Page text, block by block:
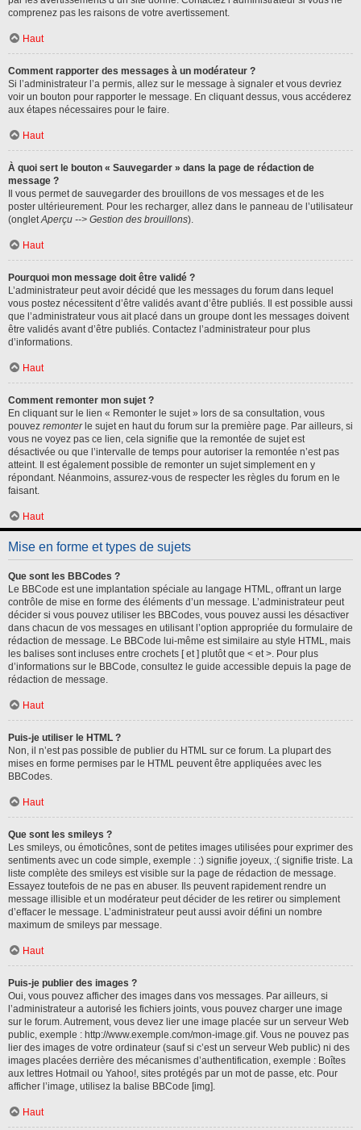
comprenez pas les raisons de votre avertissement.
Haut
Comment rapporter des messages à un modérateur ?
Si l’administrateur l’a permis, allez sur le message à signaler et vous devriez
voir un bouton pour rapporter le message. En cliquant dessus, vous accéderez
aux étapes nécessaires pour le faire.
Haut
À quoi sert le bouton « Sauvegarder » dans la page de rédaction de
message ?
Il vous permet de sauvegarder des brouillons de vos messages et de les
poster ultérieurement. Pour les recharger, allez dans le panneau de l’utilisateur
(ongletAperçu --> Gestion des brouillons).
Haut
Pourquoi mon message doit être validé ?
L’administrateur peut avoir décidé que les messages du forum dans lequel
vous postez nécessitent d’être validés avant d’être publiés. Il est possible aussi
que l’administrateur vous ait placé dans un groupe dont les messages doivent
être validés avant d’être publiés. Contactez l’administrateur pour plus
d’informations.
Haut
Comment remonter mon sujet ?
En cliquant sur le lien « Remonter le sujet » lors de sa consultation, vous
pouvez remonterle sujet en haut du forum sur la première page. Par ailleurs, si
vous ne voyez pas ce lien, cela signifie que la remontée de sujet est
désactivée ou que l’intervalle de temps pour autoriser la remontée n’est pas
atteint. Il est également possible de remonter un sujet simplement en y
répondant. Néanmoins, assurez-vous de respecter les règles du forum en le
faisant.
Haut
Mise en forme et types de sujets
Que sont les BBCodes ?
Le BBCode est une implantation spéciale au langage HTML, offrant un large
contrôle de mise en forme des éléments d’un message. L’administrateur peut
décider si vous pouvez utiliser les BBCodes, vous pouvez aussi les désactiver
dans chacun de vos messages en utilisant l’option appropriée du formulaire de
rédaction de message. Le BBCode lui-même est similaire au style HTML, mais
les balises sont incluses entre crochets [ et ] plutôt que < et >. Pour plus
d’informations sur le BBCode, consultez le guide accessible depuis la page de
rédaction de message.
Haut
Puis-je utiliser le HTML ?
Non, il n’est pas possible de publier du HTML sur ce forum. La plupart des
mises en forme permises par le HTML peuvent être appliquées avec les
BBCodes.
Haut
Que sont les smileys ?
Les smileys, ou émoticônes, sont de petites images utilisées pour exprimer des
sentiments avec un code simple, exemple : :) signifie joyeux, :( signifie triste. La
liste complète des smileys est visible sur la page de rédaction de message.
Essayez toutefois de ne pas en abuser. Ils peuvent rapidement rendre un
message illisible et un modérateur peut décider de les retirer ou simplement
d’effacer le message. L’administrateur peut aussi avoir défini un nombre
maximum de smileys par message.
Haut
Puis-je publier des images ?
Oui, vous pouvez afficher des images dans vos messages. Par ailleurs, si
l’administrateur a autorisé les fichiers joints, vous pouvez charger une image
sur le forum. Autrement, vous devez lier une image placée sur un serveur Web
public, exemple : http://www.exemple.com/mon-image.gif. Vous ne pouvez pas
lier des images de votre ordinateur (sauf si c’est un serveur Web public) ni des
images placées derrière des mécanismes d’authentification, exemple : Boîtes
aux lettres Hotmail ou Yahoo!, sites protégés par un mot de passe, etc. Pour
afficher l’image, utilisez la balise BBCode [img].
Haut